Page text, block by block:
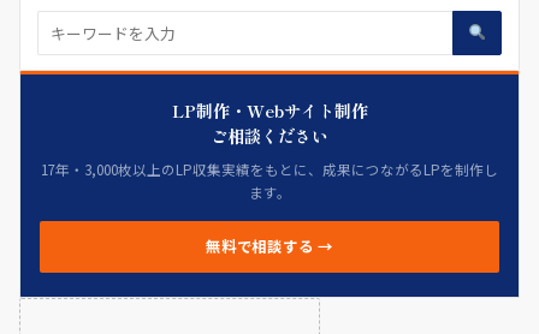
LP制作・Webサイト制作
ご相談ください
17年・3,000枚以上のLP収集実績をもとに、成果につながるLPを制作し
ます。
無料で相談する →